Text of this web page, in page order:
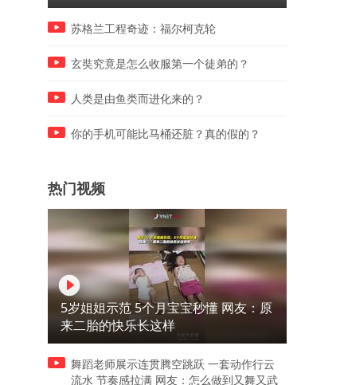
05:58
去小院儿看公婆，爷爷奶奶一
边站吧！
在北京入住一年的新房，看
友较劲！
苏格兰工程奇迹：福尔柯克轮
玄奘究竟是怎么收服第一个徒弟的？
人类是由鱼类而进化来的？
你的手机可能比马桶还脏？真的假的？
热门视频
5岁姐姐示范 5个月宝宝秒懂 网友：原
来二胎的快乐长这样
舞蹈老师展示连贯腾空跳跃 一套动作行云
流水 节奏感拉满 网友：怎么做到又舞又武